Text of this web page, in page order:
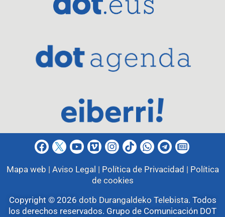
Mapa web | Aviso Legal | Política de Privacidad | Política
de cookies
Copyright © 2026 dotb Durangaldeko Telebista. Todos
los derechos reservados. Grupo de Comunicación DOT